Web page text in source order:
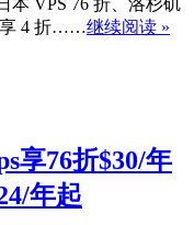
本 VPS 76 折、洛杉矶
享 4 折……继续阅读 »
享76折$30/年
年起